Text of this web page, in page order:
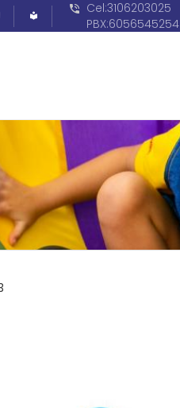
Cel:3106203025
PBX:6056545254